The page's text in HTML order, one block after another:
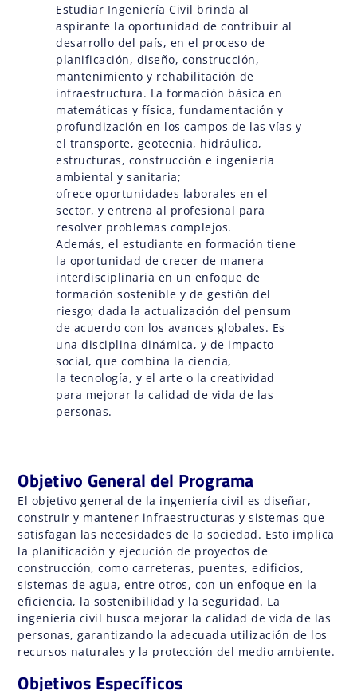
Estudiar Ingeniería Civil brinda al
aspirante la oportunidad de contribuir al
desarrollo del país, en el proceso de
planificación, diseño, construcción,
mantenimiento y rehabilitación de
infraestructura. La formación básica en
matemáticas y física, fundamentación y
profundización en los campos de las vías y
el transporte, geotecnia, hidráulica,
estructuras, construcción e ingeniería
ambiental y sanitaria;
ofrece oportunidades laborales en el
sector, y entrena al profesional para
resolver problemas complejos.
Además, el estudiante en formación tiene
la oportunidad de crecer de manera
interdisciplinaria en un enfoque de
formación sostenible y de gestión del
riesgo; dada la actualización del pensum
de acuerdo con los avances globales. Es
una disciplina dinámica, y de impacto
social, que combina la ciencia,
la tecnología, y el arte o la creatividad
para mejorar la calidad de vida de las
personas.
Objetivo General del Programa
El objetivo general de la ingeniería civil es diseñar,
construir y mantener infraestructuras y sistemas que
satisfagan las necesidades de la sociedad. Esto implica
la planificación y ejecución de proyectos de
construcción, como carreteras, puentes, edificios,
sistemas de agua, entre otros, con un enfoque en la
eficiencia, la sostenibilidad y la seguridad. La
ingeniería civil busca mejorar la calidad de vida de las
personas, garantizando la adecuada utilización de los
recursos naturales y la protección del medio ambiente.
Objetivos Específicos